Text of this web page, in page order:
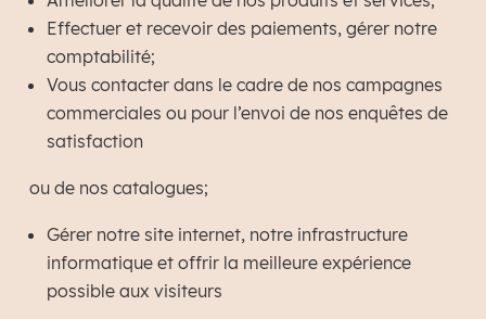
Effectuer et recevoir des paiements, gérer notre
comptabilité;
Vous contacter dans le cadre de nos campagnes
commerciales ou pour l’envoi de nos enquêtes de
satisfaction
ou de nos catalogues;
Gérer notre site internet, notre infrastructure
informatique et offrir la meilleure expérience
possible aux visiteurs